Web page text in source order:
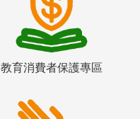
教育消費者保護專區